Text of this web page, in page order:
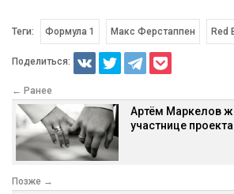
Теги: Формула 1 Макс Ферстаппен Red
Поделиться:
← Ранее
Артём Маркелов
участнице
Позже →